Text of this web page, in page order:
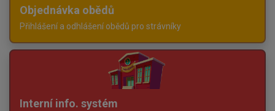
Objednávka obědů
Přihlášení a odhlášení obědů pro strávníky
Interní info. systém